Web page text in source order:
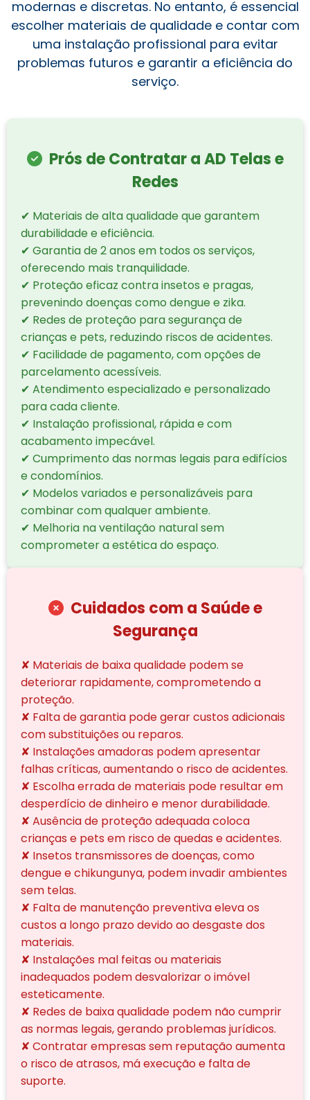
modernas e discretas. No entanto, é essencial
escolher materiais de qualidade e contar com
uma instalação profissional para evitar
problemas futuros e garantir a eficiência do
serviço.
Prós de Contratar a AD Telas e
Redes
✔ Materiais de alta qualidade que garantem
durabilidade e eficiência.
✔ Garantia de 2 anos em todos os serviços,
oferecendo mais tranquilidade.
✔ Proteção eficaz contra insetos e pragas,
prevenindo doenças como dengue e zika.
✔ Redes de proteção para segurança de
crianças e pets, reduzindo riscos de acidentes.
✔ Facilidade de pagamento, com opções de
parcelamento acessíveis.
✔ Atendimento especializado e personalizado
para cada cliente.
✔ Instalação profissional, rápida e com
acabamento impecável.
✔ Cumprimento das normas legais para edifícios
e condomínios.
✔ Modelos variados e personalizáveis para
combinar com qualquer ambiente.
✔ Melhoria na ventilação natural sem
comprometer a estética do espaço.
Cuidados com a Saúde e
Segurança
✘ Materiais de baixa qualidade podem se
deteriorar rapidamente, comprometendo a
proteção.
✘ Falta de garantia pode gerar custos adicionais
com substituições ou reparos.
✘ Instalações amadoras podem apresentar
falhas críticas, aumentando o risco de acidentes.
✘ Escolha errada de materiais pode resultar em
desperdício de dinheiro e menor durabilidade.
✘ Ausência de proteção adequada coloca
crianças e pets em risco de quedas e acidentes.
✘ Insetos transmissores de doenças, como
dengue e chikungunya, podem invadir ambientes
sem telas.
✘ Falta de manutenção preventiva eleva os
custos a longo prazo devido ao desgaste dos
materiais.
✘ Instalações mal feitas ou materiais
inadequados podem desvalorizar o imóvel
esteticamente.
✘ Redes de baixa qualidade podem não cumprir
as normas legais, gerando problemas jurídicos.
✘ Contratar empresas sem reputação aumenta
o risco de atrasos, má execução e falta de
suporte.